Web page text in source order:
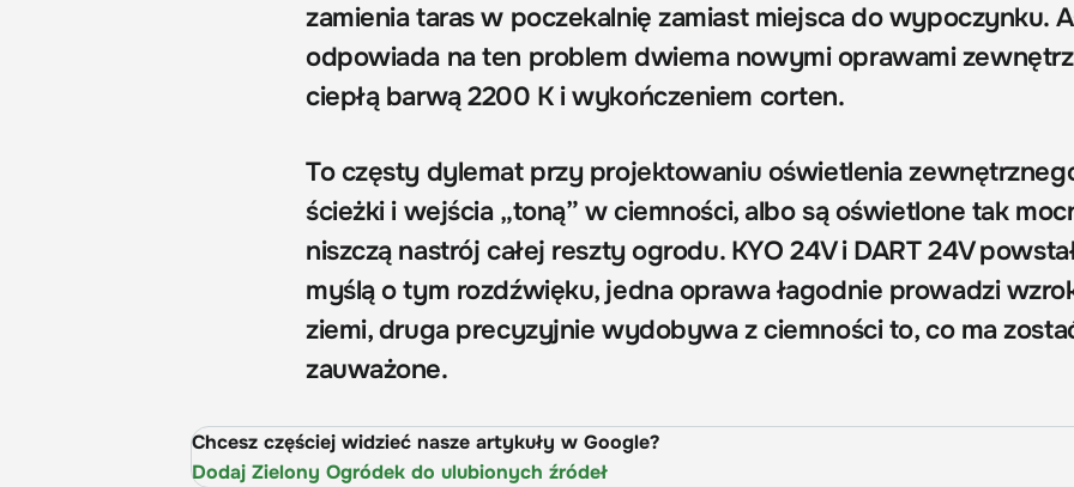
zamienia taras w poczekalnię zamiast miejsca do wypoczynku.
odpowiada na ten problem dwiema nowymi oprawami
ciepłą barwą 2200 K i wykończeniem corten.
To częsty dylemat przy projektowaniu oświetlenia
ścieżki i wejścia „toną” w ciemności, albo są oświetlone tak
niszczą nastrój całej reszty ogrodu. KYO 24V i DART 24V
myślą o tym rozdźwięku, jedna oprawa łagodnie prowadzi
ziemi, druga precyzyjnie wydobywa z ciemności to, co ma
zauważone.
Chcesz częściej widzieć nasze artykuły w Google?
Dodaj Zielony Ogródek do ulubionych źródeł